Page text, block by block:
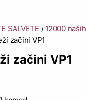
SALVETE / 12000 naših
začini VP1
začini VP1